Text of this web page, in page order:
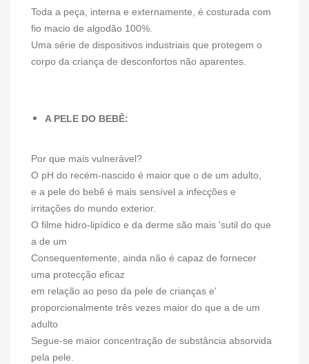
Toda a peça, interna e externamente, é costurada com
fio macio de algodão 100%.
Uma série de dispositivos industriais que protegem o
corpo da criança de desconfortos não aparentes.
A PELE DO BEBÊ:
Por que mais vulnerável?
O pH do recém-nascido é maior que o de um adulto,
e a pele do bebê é mais sensível a infecções e
irritações do mundo exterior.
O filme hidro-lipídico e da derme são mais 'sutil do que
a de um
Consequentemente, ainda não é capaz de fornecer
uma protecção eficaz
em relação ao peso da pele de crianças e'
proporcionalmente três vezes maior do que a de um
adulto
Segue-se maior concentração de substância absorvida
pela pele.